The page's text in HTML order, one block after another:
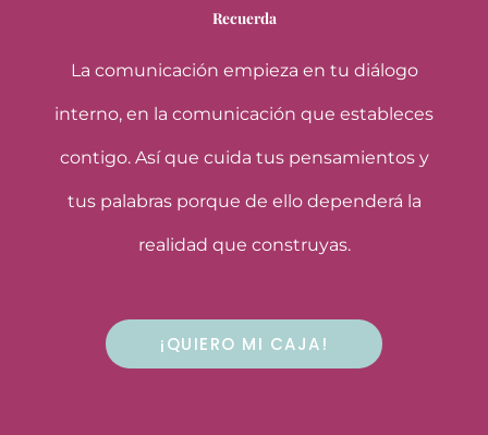
Recuerda
La comunicación empieza en tu diálogo
interno, en la comunicación que estableces
contigo. Así que cuida tus pensamientos y
tus palabras porque de ello dependerá la
realidad que construyas.
¡QUIERO MI CAJA!